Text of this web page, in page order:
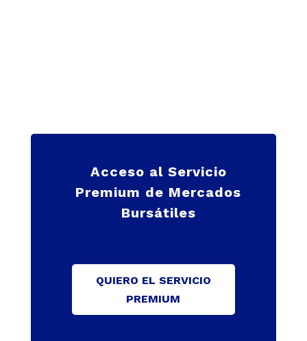
Acceso al Servicio
Premium de Mercados
Bursátiles
QUIERO EL SERVICIO
PREMIUM